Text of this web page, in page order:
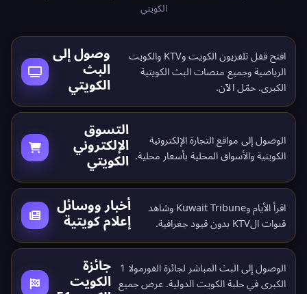
الكويتي
وصول إلى
البث
الكويتي
افتح قفل تلفزيون الكويت وKTV والكويت
الرياضية وجميع منصات البث الكويتية
الكبرى. حمّل الآن.
التسوق
الإلكتروني
الكويتي
الوصول إلى مواقع التجارة الإلكترونية
الكويتية والأسواق المحلية بأسعار محلية.
أخبار ووسائل
إعلام كويتية
اقرأ الأيام وKuwait Tribune وشاهد
قنوات الKTV بدون قيود جغرافية.
جائزة
الكويت
الوصول إلى البث المباشر لجائزة الفورمولا 1
الكبرى في حلبة الكويت الدولية. عرض جميع